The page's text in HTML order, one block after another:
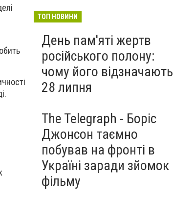
ЗСУ на Wildberries . 200 млрд
рф
3 серпня
ТОП НОВИНИ
День пам'яті жертв
російського полону:
чому його відзначають
28 липня
The Telegraph - Боріс
Джонсон таємно
побував на фронті в
Україні заради зйомок
фільму